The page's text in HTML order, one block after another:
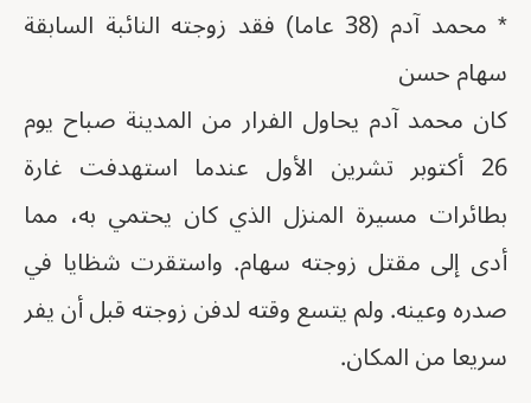
* محمد آدم (38 عاما) فقد زوجته النائبة السابقة
سهام حسن
كان محمد آدم يحاول الفرار من المدينة صباح يوم
26 أكتوبر تشرين الأول عندما استهدفت غارة
بطائرات مسيرة المنزل الذي كان يحتمي به، مما
أدى إلى مقتل زوجته سهام. واستقرت شظايا في
صدره وعينه. ولم يتسع وقته لدفن زوجته قبل أن يفر
سريعا من المكان.